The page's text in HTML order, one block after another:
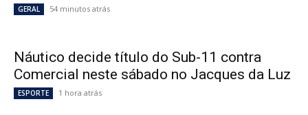
GERAL 54 minutos atrás
Náutico decide título do Sub-11 contra
Comercial neste sábado no Jacques da Luz
ESPORTE 1 hora atrás